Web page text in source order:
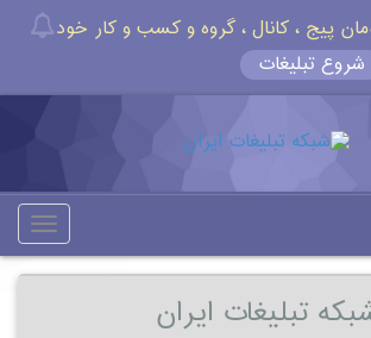
هزار تومان پیج ، کانال ، گروه و کسب و کار خود
شروع تبلیغات
تبلیغات ایران